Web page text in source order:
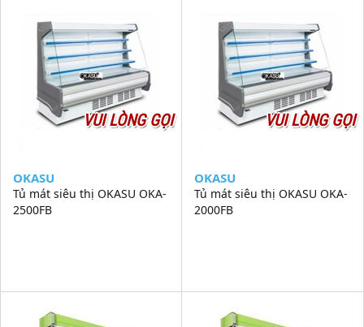
VUI LÒNG GỌI
OKASU
Tủ mát siêu thị OKASU OKA-
2500FB
VUI LÒNG GỌI
OKASU
Tủ mát siêu thị OKASU OKA-
2000FB